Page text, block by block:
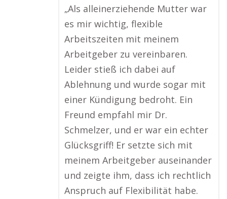
„Als alleinerziehende Mutter war
es mir wichtig, flexible
Arbeitszeiten mit meinem
Arbeitgeber zu vereinbaren.
Leider stieß ich dabei auf
Ablehnung und wurde sogar mit
einer Kündigung bedroht. Ein
Freund empfahl mir Dr.
Schmelzer, und er war ein echter
Glücksgriff! Er setzte sich mit
meinem Arbeitgeber auseinander
und zeigte ihm, dass ich rechtlich
Anspruch auf Flexibilität habe.